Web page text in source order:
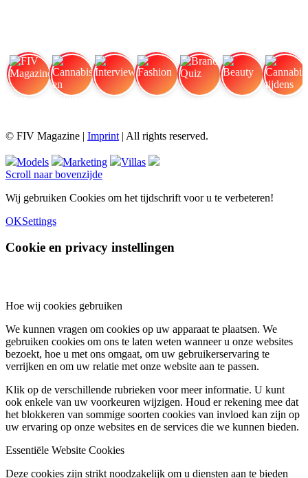
© FIV Magazine | Imprint | All rights reserved.
Models Marketing
Villas
Scroll naar bovenzijde
Wij gebruiken Cookies om het tijdschrift voor u te verbeteren!
OKSettings
Cookie en privacy instellingen
Hoe wij cookies gebruiken
We kunnen vragen om cookies op uw apparaat te plaatsen. We
gebruiken cookies om ons te laten weten wanneer u onze websites
bezoekt, hoe u met ons omgaat, om uw gebruikerservaring te
verrijken en om uw relatie met onze website aan te passen.
Klik op de verschillende rubrieken voor meer informatie. U kunt
ook enkele van uw voorkeuren wijzigen. Houd er rekening mee dat
het blokkeren van sommige soorten cookies van invloed kan zijn op
uw ervaring op onze websites en de services die we kunnen bieden.
Essentiële Website Cookies
Deze cookies zijn strikt noodzakelijk om u diensten aan te bieden